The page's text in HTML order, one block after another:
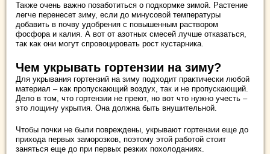
Также очень важно позаботиться о подкормке зимой. Растение
легче перенесет зиму, если до минусовой температуры
добавить в почву удобрения с повышенным раствором
фосфора и калия. А вот от азотных смесей лучше отказаться,
так как они могут спровоцировать рост кустарника.
Чем укрывать гортензии на зиму?
Для укрывания гортензий на зиму подходит практически любой
материал – как пропускающий воздух, так и не пропускающий.
Дело в том, что гортензии не преют, но вот что нужно учесть –
это лощину укрытия. Она должна быть внушительной.
Чтобы почки не были повреждены, укрывают гортензии еще до
прихода первых заморозков, поэтому этой работой стоит
заняться еще до при первых резких похолоданиях.